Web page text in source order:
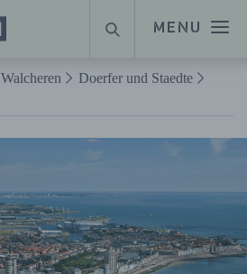
MENU
SUCHE
Walcheren
Doerfer und Staedte